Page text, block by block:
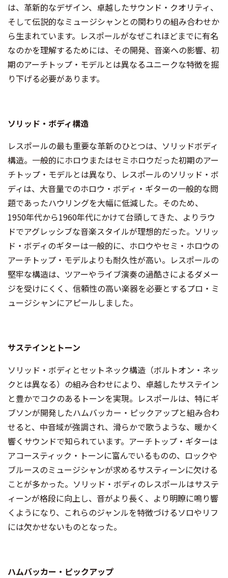
は、革新的なデザイン、卓越したサウンド・クオリティ、
そして伝説的なミュージシャンとの関わりの組み合わせか
ら生まれています。レスポールがなぜこれほどまでに有名
なのかを理解するためには、その開発、音楽への影響、初
期のアーチトップ・モデルとは異なるユニークな特徴を掘
り下げる必要があります。
ソリッド・ボディ構造
レスポールの最も重要な革新のひとつは、ソリッドボディ
構造。一般的にホロウまたはセミホロウだった初期のアー
チトップ・モデルとは異なり、レスポールのソリッド・ボ
ディは、大音量でのホロウ・ボディ・ギターの一般的な問
題であったハウリングを大幅に低減した。そのため、
1950年代から1960年代にかけて台頭してきた、よりラウ
ドでアグレッシブな音楽スタイルが理想的だった。ソリッ
ド・ボディのギターは一般的に、ホロウやセミ・ホロウの
アーチトップ・モデルよりも耐久性が高い。レスポールの
堅牢な構造は、ツアーやライブ演奏の過酷さによるダメー
ジを受けにくく、信頼性の高い楽器を必要とするプロ・ミ
ュージシャンにアピールしました。
サステインとトーン
ソリッド・ボディとセットネック構造（ボルトオン・ネッ
クとは異なる）の組み合わせにより、卓越したサステイン
と豊かでコクのあるトーンを実現。レスポールは、特にギ
ブソンが開発したハムバッカー・ピックアップと組み合わ
せると、中音域が強調され、滑らかで歌うような、暖かく
響くサウンドで知られています。アーチトップ・ギターは
アコースティック・トーンに富んでいるものの、ロックや
ブルースのミュージシャンが求めるサスティーンに欠ける
ことが多かった。ソリッド・ボディのレスポールはサステ
ィーンが格段に向上し、音がより長く、より明瞭に鳴り響
くようになり、これらのジャンルを特徴づけるソロやリフ
には欠かせないものとなった。
ハムバッカー・ピックアップ